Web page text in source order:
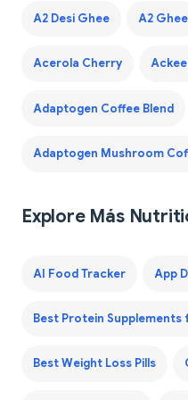
A2 Desi Ghee A2 Ghee
Acerola Cherry
Adaptogen Coffee Blend
Adaptogen Mushroom
Explore Más
AI Food Tracker App
Best Protein Supplements
Best Weight Loss Pills